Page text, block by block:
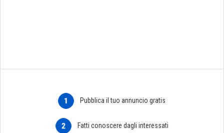
1 Pubblica il tuo annuncio gratis
2 Fatti conoscere dagli interessati